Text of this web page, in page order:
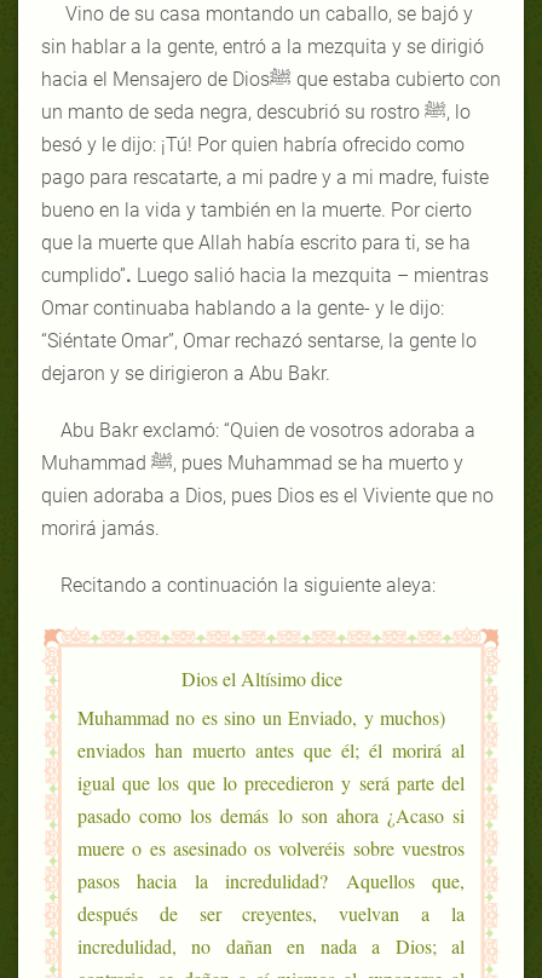
Vino de su casa montando un caballo, se bajó y
sin hablar a la gente, entró a la mezquita y se dirigió
hacia el Mensajero de Diosﷺ que estaba cubierto con
un manto de seda negra, descubrió su rostro ﷺ, lo
besó y le dijo: ¡Tú! Por quien habría ofrecido como
pago para rescatarte, a mi padre y a mi madre, fuiste
bueno en la vida y también en la muerte. Por cierto
que la muerte que Allah había escrito para ti, se ha
cumplido”. Luego salió hacia la mezquita – mientras
Omar continuaba hablando a la gente- y le dijo:
“Siéntate Omar”, Omar rechazó sentarse, la gente lo
dejaron y se dirigieron a Abu Bakr.
Abu Bakr exclamó: “Quien de vosotros adoraba a
Muhammad ﷺ, pues Muhammad se ha muerto y
quien adoraba a Dios, pues Dios es el Viviente que no
morirá jamás.
Recitando a continuación la siguiente aleya:
Dios el Altísimo dice
(Muhammad no es sino un Enviado, y muchos
enviados han muerto antes que él; él morirá al
igual que los que lo precedieron y será parte del
pasado como los demás lo son ahora ¿Acaso si
muere o es asesinado os volveréis sobre vuestros
pasos hacia la incredulidad? Aquellos que,
después de ser creyentes, vuelvan a la
incredulidad, no dañan en nada a Dios; al